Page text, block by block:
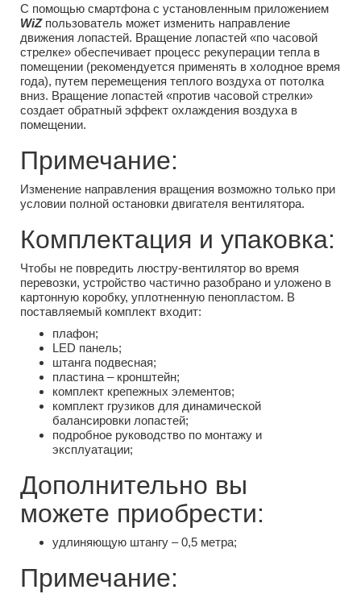
С помощью смартфона с установленным приложением
WiZпользователь может изменить направление
движения лопастей. Вращение лопастей «по часовой
стрелке» обеспечивает процесс рекуперации тепла в
помещении (рекомендуется применять в холодное время
года), путем перемещения теплого воздуха от потолка
вниз. Вращение лопастей «против часовой стрелки»
создает обратный эффект охлаждения воздуха в
помещении.
Примечание:
Изменение направления вращения возможно только при
условии полной остановки двигателя вентилятора.
Комплектация и упаковка:
Чтобы не повредить люстру-вентилятор во время
перевозки, устройство частично разобрано и уложено в
картонную коробку, уплотненную пенопластом. В
поставляемый комплект входит:
плафон;
LED панель;
штанга подвесная;
пластина – кронштейн;
комплект крепежных элементов;
комплект грузиков для динамической
балансировки лопастей;
подробное руководство по монтажу и
эксплуатации;
Дополнительно вы
можете приобрести:
удлиняющую штангу – 0,5 метра;
Примечание: